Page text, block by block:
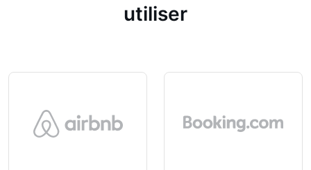
utiliser